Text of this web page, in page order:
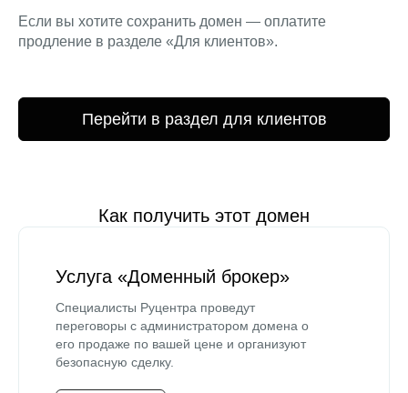
Если вы хотите сохранить домен — оплатите
продление в разделе «Для клиентов».
Перейти в раздел для клиентов
Как получить этот домен
Услуга «Доменный брокер»
Специалисты Руцентра проведут
переговоры с администратором домена о
его продаже по вашей цене и организуют
безопасную сделку.